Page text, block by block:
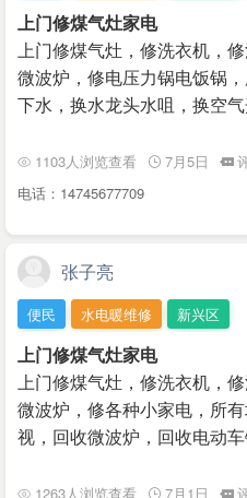
上门修煤气灶家电
上门修煤气灶，修洗衣机，
微波炉，修电压力锅电饭锅
下水，换水龙头水咀，换空
1103人浏览查看 7月5日
电话：14745677709
张子亮
便民 水电暖维修 新兴区
上门修煤气灶家电
上门修煤气灶，修洗衣机，
微波炉，修各种小家电，所
视，回收微波炉，回收电动
1263人浏览查看 7月1日